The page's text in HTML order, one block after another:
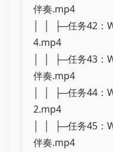
伴奏.mp4
│ │ ├─任务42：
4.mp4
│ │ ├─任务43：
伴奏.mp4
│ │ ├─任务44：
2.mp4
│ │ ├─任务45：
伴奏.mp4